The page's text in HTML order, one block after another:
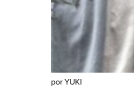
por YUKI